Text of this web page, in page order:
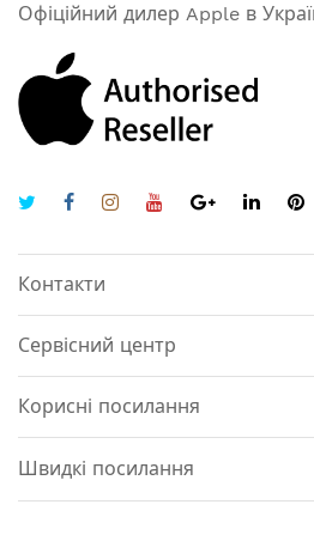
Офіційний дилер Apple в
Контакти
Сервісний центр
Корисні посилання
Швидкі посилання